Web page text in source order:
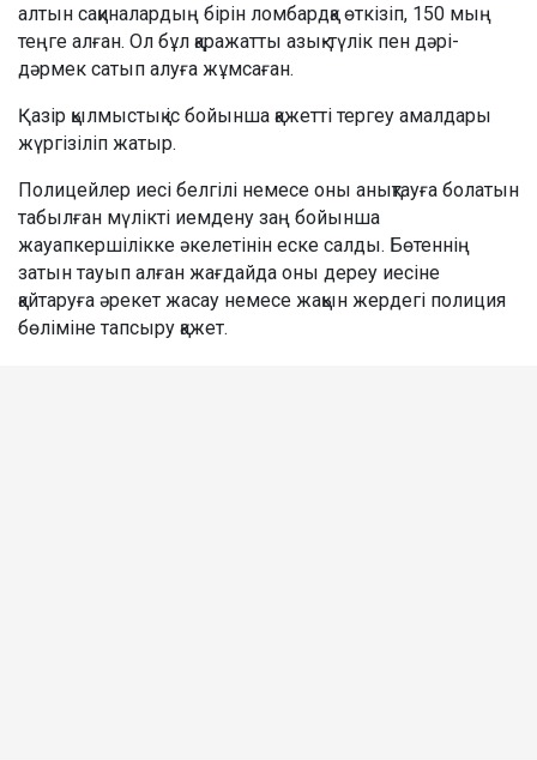
алтын сақиналардың бірін ломбардқа өткізіп, 150 мың
теңге алған. Ол бұл қаражатты азық-түлік пен дәрі-
дәрмек сатып алуға жұмсаған.
Қазір қылмыстық іс бойынша қажетті тергеу амалдары
жүргізіліп жатыр.
Полицейлер иесі белгілі немесе оны анықтауға болатын
табылған мүлікті иемдену заң бойынша
жауапкершілікке әкелетінін еске салды. Бөтеннің
затын тауып алған жағдайда оны дереу иесіне
қайтаруға әрекет жасау немесе жақын жердегі полиция
бөліміне тапсыру қажет.